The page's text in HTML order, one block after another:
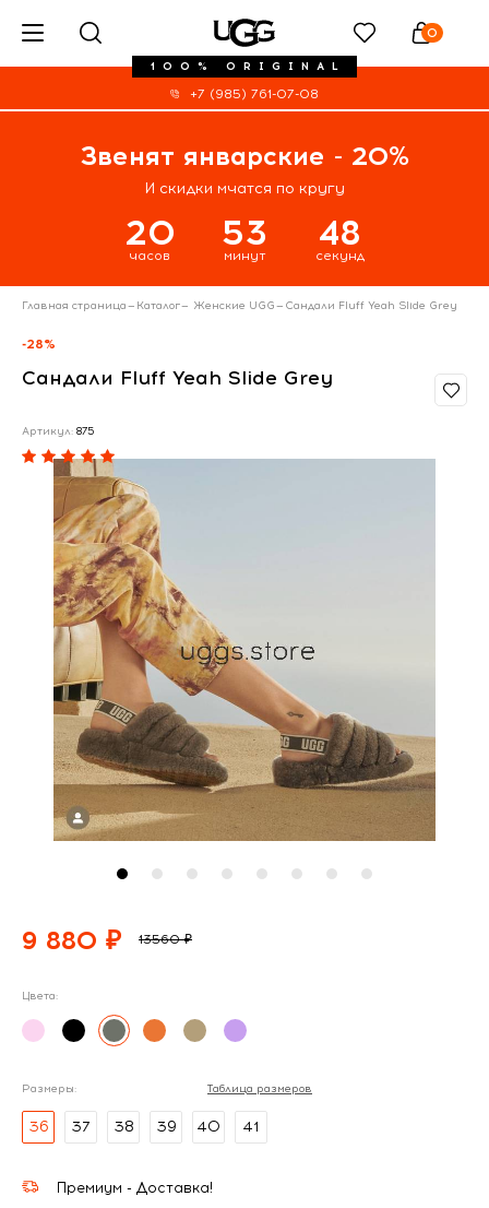
100% ORIGINAL
0
+7 (985) 761-07-08
Звенят январские - 20%
И скидки мчатся по кругу
20
часов
53
минут
47
секунд
Главная страница— Каталог— Женские UGG— Сандали Fluff Yeah Slide Grey
-28%
Сандали Fluff Yeah Slide Grey
Артикул: 875
9 880 ₽ 13560 ₽
Цвета:
Размеры: Таблица размеров
36 37 38 39 40 41
Премиум - Доставка!